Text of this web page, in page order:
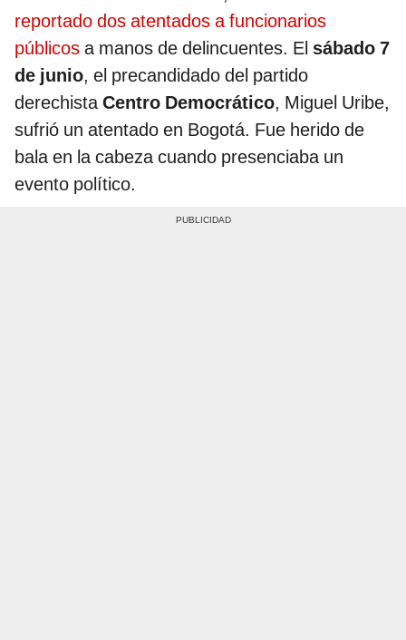
reportado dos atentados a funcionarios
públicos a manos de delincuentes. El sábado 7
de junio, el precandidado del partido
derechista Centro Democrático, Miguel Uribe,
sufrió un atentado en Bogotá. Fue herido de
bala en la cabeza cuando presenciaba un
evento político.